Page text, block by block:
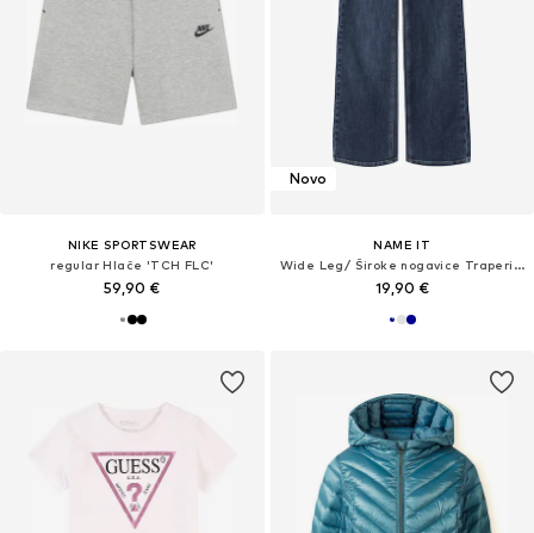
NIKE SPORTSWEAR
regular Hlače 'TCH FLC'
59,90 €
Novo
NAME IT
Wide Leg/ Široke nogavice Traperice 'NKFROSE'
19,90 €